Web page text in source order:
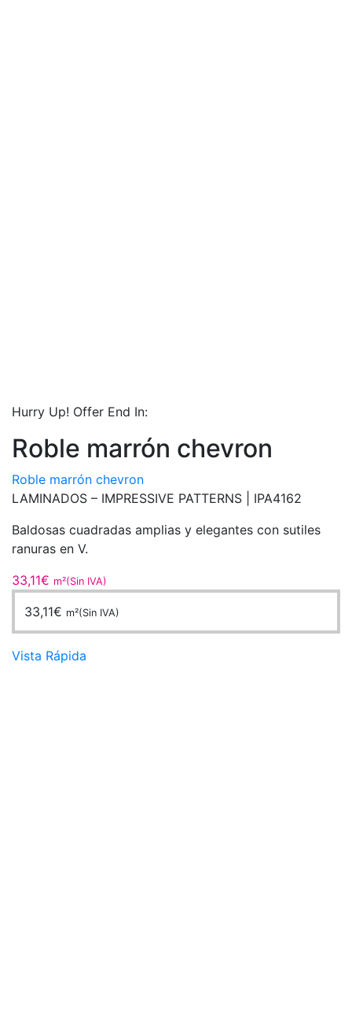
Hurry Up! Offer End In:
Roble marrón chevron
Roble marrón chevron
LAMINADOS – IMPRESSIVE PATTERNS |
IPA4162
Baldosas cuadradas amplias y elegantes con sutiles
ranuras en V.
33,11€ m²(Sin IVA)
33,11€ m²(Sin IVA)
Vista Rápida